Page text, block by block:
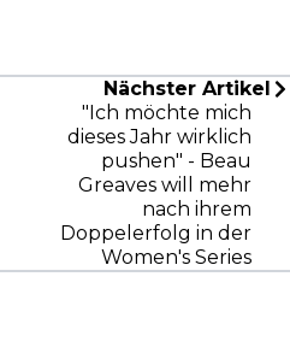
Nächster Artikel
"Ich möchte mich
dieses Jahr wirklich
pushen" - Beau
Greaves will mehr
nach ihrem
Doppelerfolg in der
Women's Series